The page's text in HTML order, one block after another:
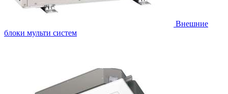
Внешние
блоки мульти систем